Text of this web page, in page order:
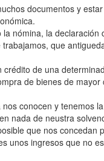
documentos y
nómina, la declaración
que
de una
de bienes de
conocen y tenemos
nada de neustra
que nos concedan
unos ingresos que no